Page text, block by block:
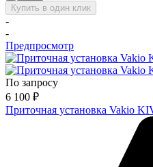
Купить в один клик
-
-
Предпросмотр
По запросу
6 100 ₽
Приточная установка Vakio